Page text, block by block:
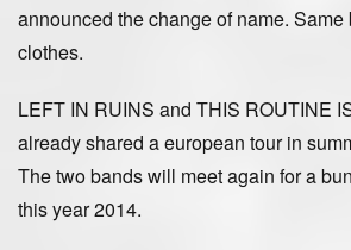
announced the change of name.
clothes.
LEFT IN RUINS and THIS ROUTINE
already shared a european tour in
The two bands will meet again for a
this year 2014.